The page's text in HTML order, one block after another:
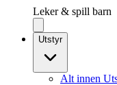
Leker & spill barn
Utstyr
Alt innen